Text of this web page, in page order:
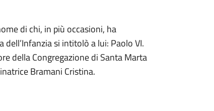
di chi, in più occasioni, ha
si intitolò a lui: Paolo VI.
della Congregazione di Santa Marta
Bramani Cristina.